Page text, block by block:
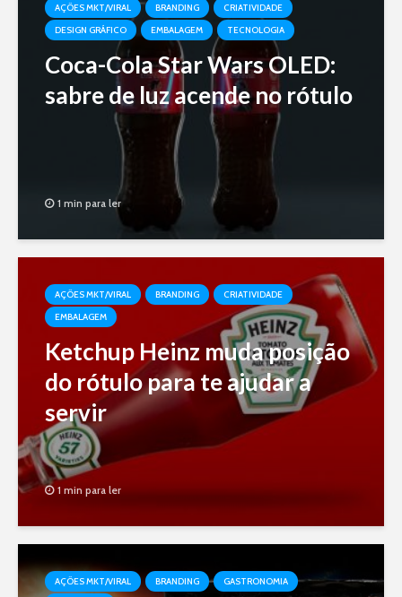
AÇÕES MKT/VIRAL BRANDING
CRIATIVIDADE
DESIGN GRÁFICO
EMBALAGEM TECNOLOGIA
Coca-Cola Star Wars OLED:
sabre de luz acende no rótulo
1 min para ler
AÇÕES MKT/VIRAL BRANDING
CRIATIVIDADE
EMBALAGEM
Ketchup Heinz muda posição
do rótulo para te ajudar a
servir
1 min para ler
AÇÕES MKT/VIRAL BRANDING
GASTRONOMIA